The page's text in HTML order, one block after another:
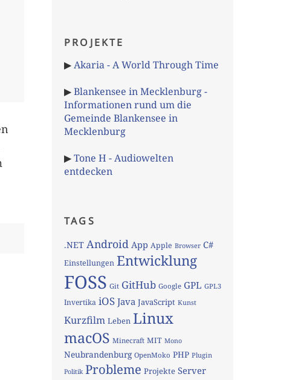
PROJEKTE
▶Akaria - A World Through Time
▶Blankensee in Mecklenburg -
Informationen rund um die
Gemeinde Blankensee in
Mecklenburg
▶Tone H - Audiowelten
entdecken
TAGS
.NET Android App Apple Browser C#
Einstellungen Entwicklung
FOSS Git GitHub Google GPL GPL3
Invertika iOS Java JavaScript Kunst
Kurzfilm Leben Linux
macOS Minecraft MIT Mono
Neubrandenburg OpenMoko PHP Plugin
Politik Probleme Projekte Server